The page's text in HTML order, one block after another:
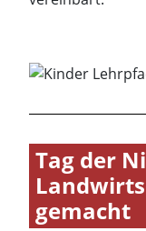
gemacht
Drei Tage
spannender
2026war für
und seine